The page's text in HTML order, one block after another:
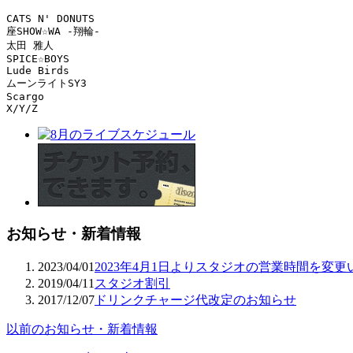
CATS N' DONUTS
座SHOW☆WA -翔輪-
太田 雅人
SPICE☆BOYS
Lude Birds
ムーンライトSY3
Scargo
X/Y/Z
お知らせ・新着情報
2023/04/01 2023年4月1日よりスタジオの営業時間を変更
2019/04/11 スタジオ割引
2017/12/07 ドリンクチャージ代改定のお知らせ
以前のお知らせ・新着情報